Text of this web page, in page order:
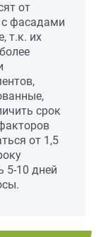
от
фасадами
т.к. их
срок
от 1,5
5-10 дней